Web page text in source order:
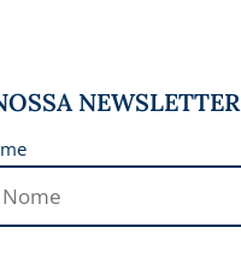
NEWSLETTER